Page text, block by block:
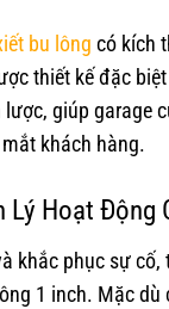
bu lông có kích
thiết kế đặc
giúp garage
khách hàng.
Lý Hoạt Động
khắc phục sự
1 inch. Mặc